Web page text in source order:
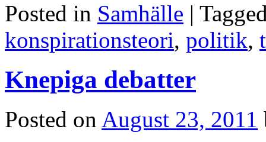
Posted in Samhälle |
konspirationsteori, politik,
Knepiga debatter
Posted on August 23, 2011